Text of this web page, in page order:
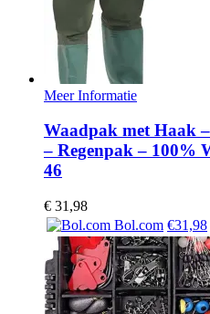
Meer Informatie
Waadpak met Haak
– Regenpak – 100%
46
€ 31,98
Bol.com €31,98